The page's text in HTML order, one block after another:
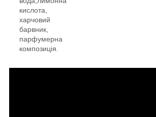
кислота,
харчовий
барвник,
парфумерна
композиція.